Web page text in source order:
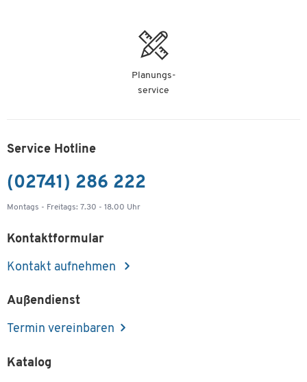
Planungs-
service
Service Hotline
(02741) 286 222
Montags - Freitags: 7.30 - 18.00 Uhr
Kontaktformular
Kontakt aufnehmen
Außendienst
Termin vereinbaren
Katalog